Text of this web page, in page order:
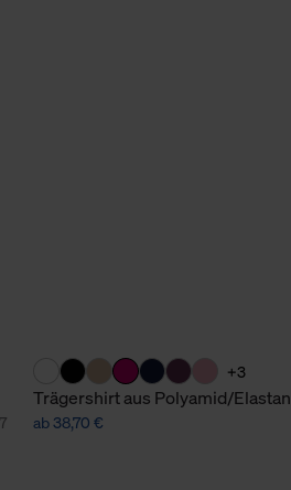
+3
Trägershirt aus Polyamid/Elastan
ab 38,70 €